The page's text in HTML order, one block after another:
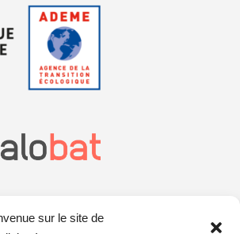
sur le site de